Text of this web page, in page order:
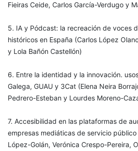
Fieiras Ceide, Carlos García-Verdugo y
5. IA y Pódcast: la recreación de voces
históricos en España (Carlos López
y Lola Bañón Castellón)
6. Entre la identidad y la innovación.
Galega, GUAU y 3Cat (Elena Neira
Pedrero-Esteban y Lourdes Moreno-
7. Accesibilidad en las plataformas de
empresas mediáticas de servicio público
López-Golán, Verónica Crespo-Pereira,